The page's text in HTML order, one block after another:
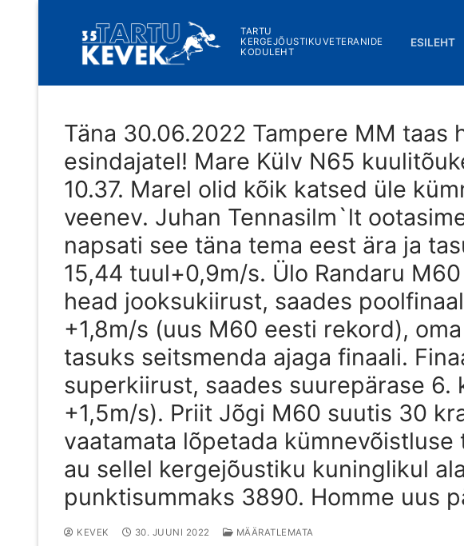
content
TARTU
KERGEJÕUSTIKUVETERANIDE
KODULEHT
ESILEHT
Täna 30.06.2022 Tampere MM taas
esindajatel! Mare Külv N65
10.37. Marel olid kõik katsed üle
veenev. Juhan Tennasilm`lt
napsati see täna tema eest ära ja
15,44 tuul+0,9m/s. Ülo Randaru
head jooksukiirust, saades
+1,8m/s (uus M60 eesti rekord),
tasuks seitsmenda ajaga finaali.
superkiirust, saades suurepärase 6.
+1,5m/s). Priit Jõgi M60 suutis 30
vaatamata lõpetada
au sellel kergejõustiku kuninglikul
punktisummaks 3890. Homme uus
KEVEK 30. JUUNI 2022 MÄÄRATLEMATA